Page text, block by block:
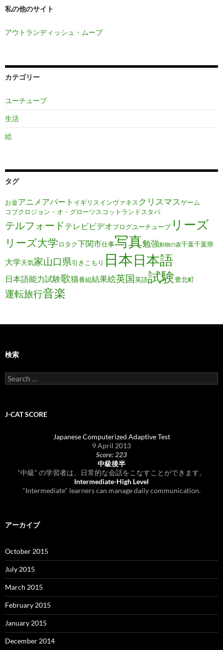
私の他のサイト
アウトランディッシュ・ムーブ
カテゴリー
ユーチューブ
生活
絵
タグ
お金アニメ アパート イギリスインヴァネス クリスマスゲーム
コブクロジョン・オ・グローツスコットランドスタバ
テルフォードテレビビデオブログユーチューブ リーズ
リーズ大学ロタク下関市仕事写真勉強動物の森千葉千葉県
大学天気家山口県引きこもり 日本日本語
日本語能力試験歌猫番組結果絵英国英語試験豊北町
運転旅行音楽
検索
Search
for:
J-CAT SCORE
Japanese Computerized Adaptive Test
9 April 2013
Score: 223
中級後半
"中級" の学習者は、日常的な会話をこなすことができます。
Intermediate-High Level
"Intermediate" learners can manage daily communication.
アーカイブ
October 2015
July 2015
March 2015
February 2015
January 2015
December 2014